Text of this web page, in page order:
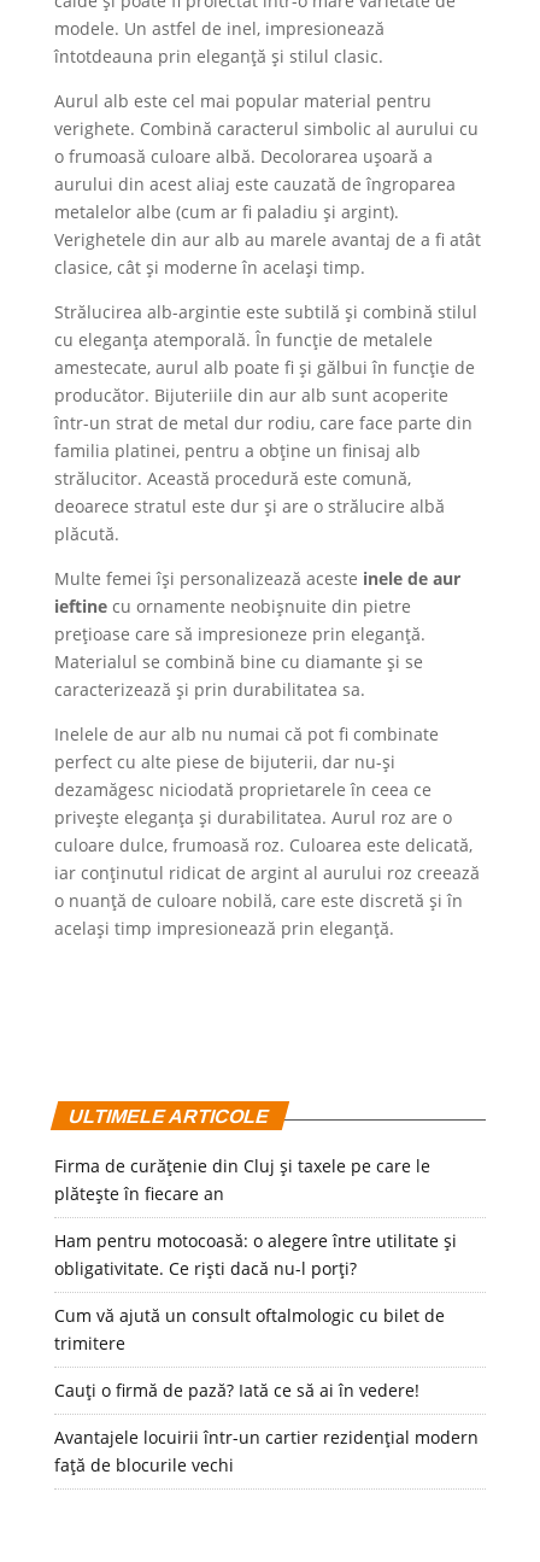
modele. Un astfel de inel, impresionează
întotdeauna prin eleganță și stilul clasic.
Aurul alb este cel mai popular material pentru
verighete. Combină caracterul simbolic al aurului cu
o frumoasă culoare albă. Decolorarea ușoară a
aurului din acest aliaj este cauzată de îngroparea
metalelor albe (cum ar fi paladiu și argint).
Verighetele din aur alb au marele avantaj de a fi atât
clasice, cât și moderne în același timp.
Strălucirea alb-argintie este subtilă și combină stilul
cu eleganța atemporală. În funcție de metalele
amestecate, aurul alb poate fi și gălbui în funcție de
producător. Bijuteriile din aur alb sunt acoperite
într-un strat de metal dur rodiu, care face parte din
familia platinei, pentru a obține un finisaj alb
strălucitor. Această procedură este comună,
deoarece stratul este dur și are o strălucire albă
plăcută.
Multe femei își personalizează aceste inele de aur
ieftinecu ornamente neobișnuite din pietre
prețioase care să impresioneze prin eleganță.
Materialul se combină bine cu diamante și se
caracterizează și prin durabilitatea sa.
Inelele de aur alb nu numai că pot fi combinate
perfect cu alte piese de bijuterii, dar nu-și
dezamăgesc niciodată proprietarele în ceea ce
privește eleganța și durabilitatea. Aurul roz are o
culoare dulce, frumoasă roz. Culoarea este delicată,
iar conținutul ridicat de argint al aurului roz creează
o nuanță de culoare nobilă, care este discretă și în
același timp impresionează prin eleganță.
ULTIMELE ARTICOLE
Firma de curățenie din Cluj și taxele pe care le
plătește în fiecare an
Ham pentru motocoasă: o alegere între utilitate și
obligativitate. Ce riști dacă nu-l porți?
Cum vă ajută un consult oftalmologic cu bilet de
trimitere
Cauți o firmă de pază? Iată ce să ai în vedere!
Avantajele locuirii într-un cartier rezidențial modern
față de blocurile vechi